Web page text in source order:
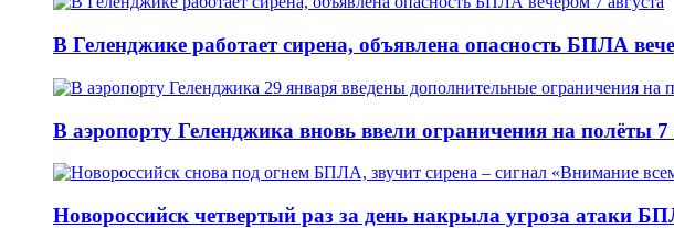
В Геленджике работает сирена, объявлена опасность БПЛА
В аэропорту Геленджика вновь ввели ограничения на полёты 7
Новороссийск четвертый раз за день накрыла угроза атаки